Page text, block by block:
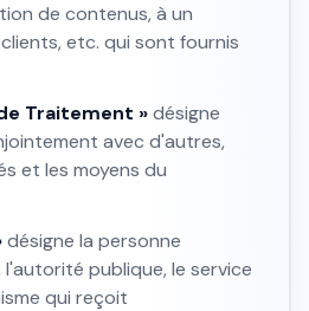
de contenus, à un
etc. qui sont fournis
Traitement »désigne
avec d'autres,
et les moyens du
désigne la personne
publique, le service
qui reçoit